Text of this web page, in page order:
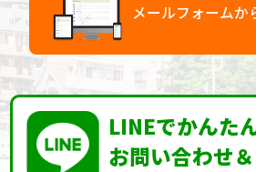
メールフォームか
LINEでかんた
お問い合わせ